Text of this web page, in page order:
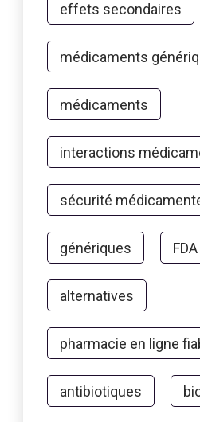
effets secondaires
médicaments
médicaments
interactions
sécurité
génériques FDA
alternatives
pharmacie en ligne
antibiotiques